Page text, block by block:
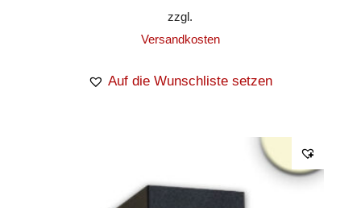
zzgl.
Versandkosten
Auf die Wunschliste setzen